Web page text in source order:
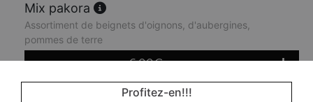
Mix pakora
Assortiment de beignets d'oignons, d'aubergines,
pommes de terre
6.00€
Profitez-en!!!